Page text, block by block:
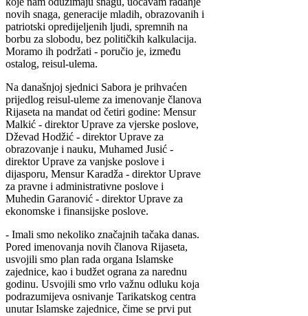
novih snaga, generacije mladih, obrazovanih i
patriotski opredijeljenih ljudi, spremnih na
borbu za slobodu, bez političkih kalkulacija.
Moramo ih podržati - poručio je, između
ostalog, reisul-ulema.
Na današnjoj sjednici Sabora je prihvaćen
prijedlog reisul-uleme za imenovanje članova
Rijaseta na mandat od četiri godine: Mensur
Malkić - direktor Uprave za vjerske poslove,
Dževad Hodžić - direktor Uprave za
obrazovanje i nauku, Muhamed Jusić -
direktor Uprave za vanjske poslove i
dijasporu, Mensur Karadža - direktor Uprave
za pravne i administrativne poslove i
Muhedin Garanović - direktor Uprave za
ekonomske i finansijske poslove.
- Imali smo nekoliko značajnih tačaka danas.
Pored imenovanja novih članova Rijaseta,
usvojili smo plan rada organa Islamske
zajednice, kao i budžet ograna za narednu
godinu. Usvojili smo vrlo važnu odluku koja
podrazumijeva osnivanje Tarikatskog centra
unutar Islamske zajednice, čime se prvi put